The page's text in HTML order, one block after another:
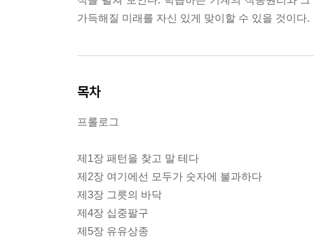
가득해질 미래를 자신 있게 맞이할 수 있을 것이다.
목차
프롤로그
제1장 패턴을 찾고 말 테다
제2장 여기에선 모두가 숫자에 불과하다
제3장 그릇의 바닥
제4장 십중팔구
제5장 유유상종